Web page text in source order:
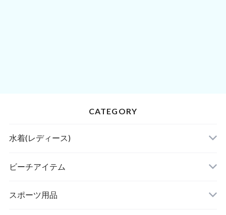
CATEGORY
水着(レディース)
ビキニ
ハイネックビキニ
ビーチアイテム
ビーチサンダル
スポーツ用品